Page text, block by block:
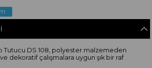
Tutucu DS 108, polyester malzemeden
dekoratif çalışmalara uygun şık bir raf